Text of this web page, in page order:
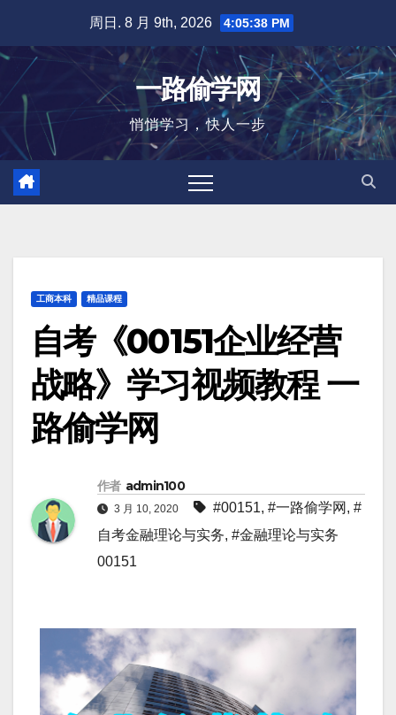
内
容
周日. 8 月 9th, 2026 4:05:38 PM
一路偷学网
悄悄学习，快人一步
工商本科 精品课程
自考《00151企业经营
战略》学习视频教程 一
路偷学网
作者 admin100
3 月 10, 2020 #00151, #一路偷学网 , #
自考金融理论与实务, #金融理论与实务
00151